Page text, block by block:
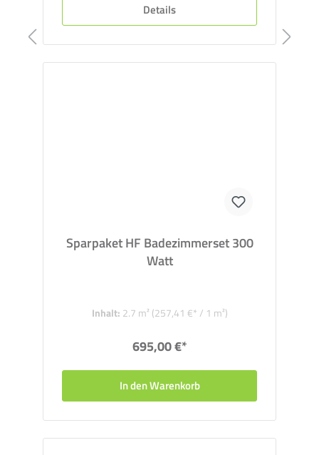
Details
Sparpaket HF Badezimmerset 300
Watt
Inhalt: 2.7 m² (257,41 €* / 1 m²)
695,00 €*
In den Warenkorb